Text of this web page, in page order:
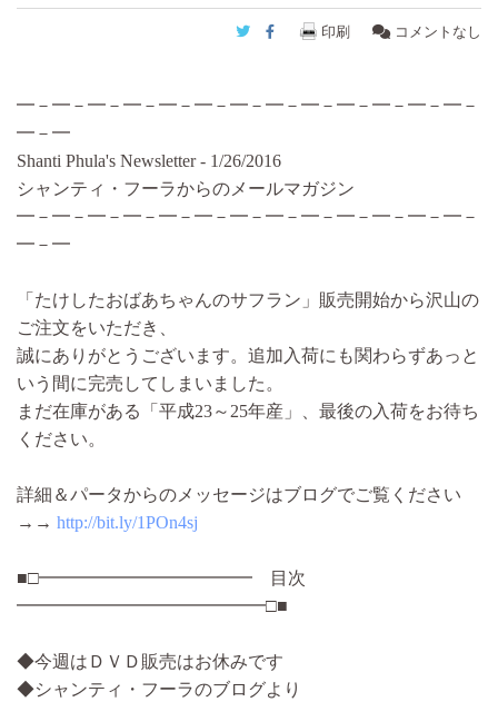
Twitter
Facebook
印刷 コメントなし
━－━－━－━－━－━－━－━－━－━－━－━－━－
━－━
Shanti Phula's Newsletter - 1/26/2016
シャンティ・フーラからのメールマガジン
━－━－━－━－━－━－━－━－━－━－━－━－━－
━－━
「たけしたおばあちゃんのサフラン」販売開始から沢山の
ご注文をいただき、
誠にありがとうございます。追加入荷にも関わらずあっと
いう間に完売してしまいました。
まだ在庫がある「平成23～25年産」、最後の入荷をお待ち
ください。
詳細＆パータからのメッセージはブログでご覧ください
→→ http://bit.ly/1POn4sj
■□━━━━━━━━━━━━ 目次
━━━━━━━━━━━━━━□■
◆今週はＤＶＤ販売はお休みです
◆シャンティ・フーラのブログより